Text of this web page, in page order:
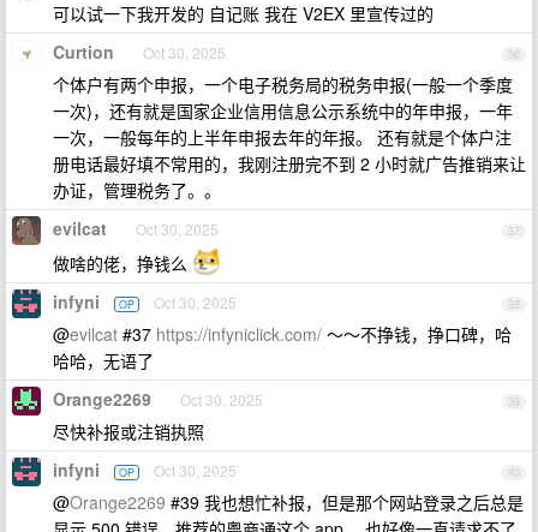
可以试一下我开发的 自记账 我在 V2EX 里宣传过的
36
Curtion Oct 30, 2025
个体户有两个申报，一个电子税务局的税务申报(一般一个季度
一次)，还有就是国家企业信用信息公示系统中的年申报，一年
一次，一般每年的上半年申报去年的年报。 还有就是个体户注
册电话最好填不常用的，我刚注册完不到 2 小时就广告推销来让
办证，管理税务了。。
37
evilcat Oct 30, 2025
做啥的佬，挣钱么
38
infyni OP Oct 30, 2025
@evilcat #37 https://infyniclick.com/ ～～不挣钱，挣口碑，哈
哈哈，无语了
39
Orange2269 Oct 30, 2025
尽快补报或注销执照
40
infyni OP Oct 30, 2025
@Orange2269 #39 我也想忙补报，但是那个网站登录之后总是